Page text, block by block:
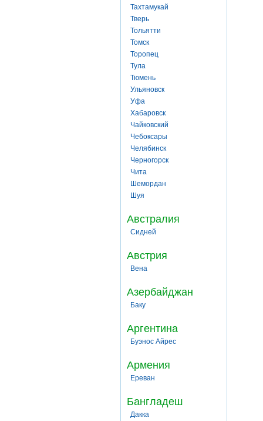
Тахтамукай
Тверь
Тольятти
Томск
Торопец
Тула
Тюмень
Ульяновск
Уфа
Хабаровск
Чайковский
Чебоксары
Челябинск
Черногорск
Чита
Шемордан
Шуя
Австралия
Сидней
Австрия
Вена
Азербайджан
Баку
Аргентина
Буэнос Айрес
Армения
Ереван
Бангладеш
Дакка